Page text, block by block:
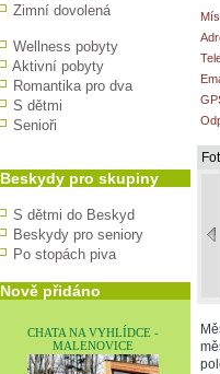
Zimní dovolená
Wellness pobyty
Aktivní pobyty
Romantika pro dva
S dětmi
Senioři
Beskydy pro skupiny
S dětmi do Beskyd
Beskydy pro seniory
Po stopách piva
Nově přidáno
CHATA NA VYHLÍDCE -
MALENOVICE